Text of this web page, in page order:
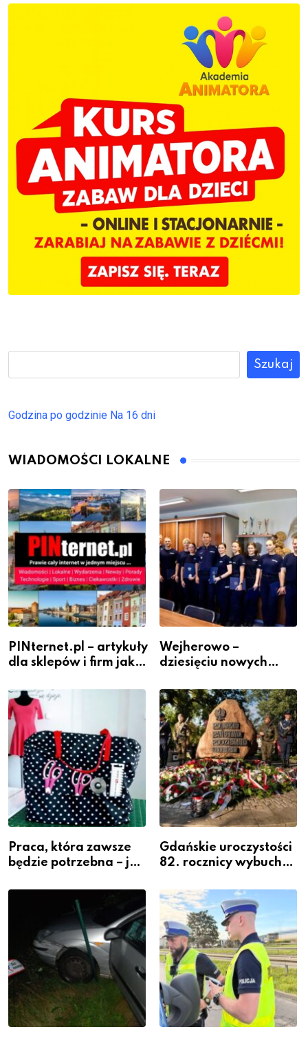
Szukaj
Godzina po godzinie Na 16 dni
WIADOMOŚCI LOKALNE
PINternet.pl – artykuły
dla sklepów i firm jako
widoczność
Wejherowo –
dziesięciu nowych
szeregach Komendy
Powiatowej
Praca, która zawsze
będzie potrzebna – jak
zawodem przyszłości i
gdzie się go nauczyć?
Gdańskie uroczystości
82. rocznicy wybuchu
Warszawskiego